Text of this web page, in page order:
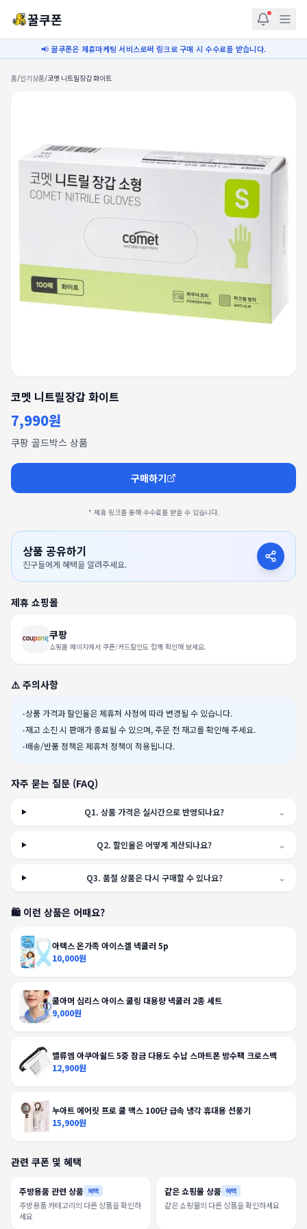
꿀쿠폰
📢 꿀쿠폰은 제휴마케팅 서비스로써 링크로 구매 시 수수료를 받습니다.
홈/인기상품/코멧 니트릴장갑 화이트
코멧 니트릴장갑 화이트
7,990원
쿠팡 골드박스 상품
구매하기
* 제휴 링크를 통해 수수료를 받을 수 있습니다.
상품 공유하기
친구들에게 혜택을 알려주세요.
제휴 쇼핑몰
쿠팡
쇼핑몰 페이지에서 쿠폰/카드할인도 함께 확인해 보세요.
⚠️ 주의사항
•상품 가격과 할인율은 제휴처 사정에 따라 변경될 수 있습니다.
•재고 소진 시 판매가 종료될 수 있으며, 주문 전 재고를 확인해 주세요.
•배송/반품 정책은 제휴처 정책이 적용됩니다.
자주 묻는 질문 (FAQ)
Q1.상품 가격은 실시간으로 반영되나요? ⌄
Q2.할인율은 어떻게 계산되나요? ⌄
Q3. 품절 상품은 다시 구매할 수 있나요? ⌄
🛍️ 이런 상품은 어때요?
아텍스 온가족 아이스겔 넥쿨러 5p
10,000원
쿨아머 심리스 아이스 쿨링 대용량 넥쿨러 2종 세트
9,000원
밸류엠 아쿠아쉴드 5중 잠금 다용도 수납 스마트폰 방수팩 크로스백
12,900원
누아트 에어릿 프로 쿨 맥스 100단 급속 냉각 휴대용 선풍기
15,900원
관련 쿠폰 및 혜택
주방용품 관련 상품 혜택
주방용품 카테고리의 다른 상품을 확인하
세요
같은 쇼핑몰 상품 혜택
같은 쇼핑몰의 다른 상품을 확인하세요